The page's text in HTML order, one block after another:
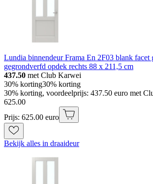
Lundia binnendeur Frama En 2F03 blank facet
gegrondverfd opdek rechts 88 x 211,5 cm
437.50 met Club Karwei
30% korting30% korting
30% korting, voordeelprijs: 437.50 euro met
625.00
Prijs: 625.00 euro
Bekijk alles in draaideur